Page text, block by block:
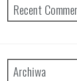
Recent
Archiwa